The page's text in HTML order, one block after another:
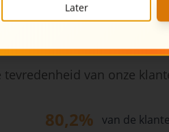
tevredenheid van onze
80,2% van de
Later